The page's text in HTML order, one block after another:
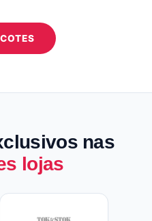
nas
lojas